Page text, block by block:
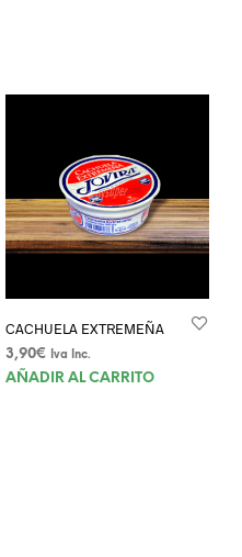
CACHUELA EXTREMEÑA
3,90€ Iva Inc.
AÑADIR AL CARRITO